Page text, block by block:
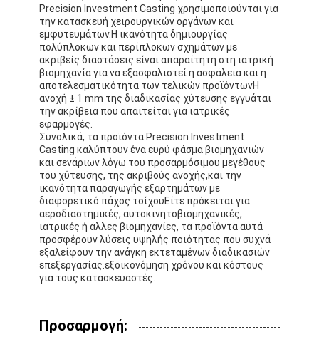
Ταινία υφασμάτων γυαλιού φύλλων αλουμινίου αργιλίου
Αντιμέτωπο φύλλο αλουμινίου έγγραφο της Kraft
Ύφασμα φίμπεργκλας φύλλων αλουμινίου αργιλίου
Scrim φύλλων αλουμινίου ταινία
Ταινία αγωγών υφασμάτων
Το διπλάσιο πλαισίωσε την κολλητική ταινία
Κολλητική ταινία της PET
Ρίψη επένδυσης ακρίβειας
Ηλεκτρική πίνακα μόνωσης
Precision Investment Casting χρησιμοποιούνται για
την κατασκευή χειρουργικών οργάνων και
εμφυτευμάτων.Η ικανότητα δημιουργίας
πολύπλοκων και περίπλοκων σχημάτων με
ακριβείς διαστάσεις είναι απαραίτητη στη ιατρική
βιομηχανία για να εξασφαλιστεί η ασφάλεια και η
αποτελεσματικότητα των τελικών προϊόντωνΗ
ανοχή ± 1 mm της διαδικασίας χύτευσης εγγυάται
την ακρίβεια που απαιτείται για ιατρικές
εφαρμογές.
Συνολικά, τα προϊόντα Precision Investment
Casting καλύπτουν ένα ευρύ φάσμα βιομηχανιών
και σενάριων λόγω του προσαρμόσιμου μεγέθους
του χύτευσης, της ακριβούς ανοχής,και την
ικανότητα παραγωγής εξαρτημάτων με
διαφορετικό πάχος τοίχουΕίτε πρόκειται για
αεροδιαστημικές, αυτοκινητοβιομηχανικές,
ιατρικές ή άλλες βιομηχανίες, τα προϊόντα αυτά
προσφέρουν λύσεις υψηλής ποιότητας που συχνά
εξαλείφουν την ανάγκη εκτεταμένων διαδικασιών
επεξεργασίας.εξοικονόμηση χρόνου και κόστους
για τους κατασκευαστές.
Προσαρμογή: